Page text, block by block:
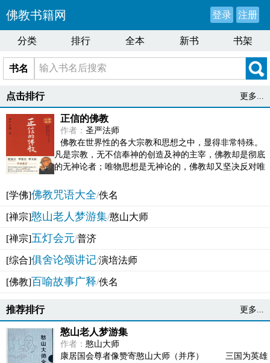
佛教书籍网 登录 注册
分类 排行 全本 新书 书架
书名
点击排行 更多...
正信的佛教
作者： 圣严法师
佛教在世界性的各大宗教和思想之中，显得非常特殊。
凡是宗教，无不信奉神的创造及神的主宰，佛教却是彻底
的无神论者；唯物思想是无神论的，佛教却又坚决反对唯
[学佛]佛教咒语大全/佚名
[禅宗]憨山老人梦游集/憨山大师
[禅宗]五灯会元/普济
[综合]俱舍论颂讲记/演培法师
[佛教]百喻故事广释/佚名
推荐排行 更多...
憨山老人梦游集
作者： 憨山大师
康居国会尊者像赞寄憨山大师（并序） 三国为英雄